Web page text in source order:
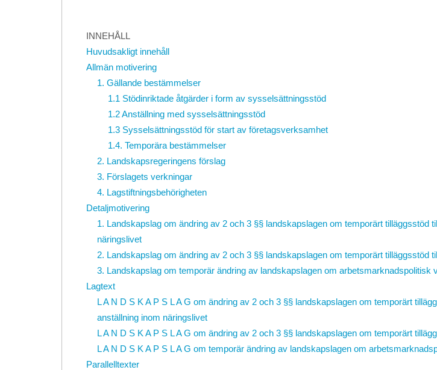
INNEHÅLL
Huvudsakligt innehåll
Allmän motivering
1. Gällande bestämmelser
1.1 Stödinriktade åtgärder i form av sysselsättningsstöd
1.2 Anställning med sysselsättningsstöd
1.3 Sysselsättningsstöd för start av företagsverksamhet
1.4. Temporära bestämmelser
2. Landskapsregeringens förslag
3. Förslagets verkningar
4. Lagstiftningsbehörigheten
Detaljmotivering
1. Landskapslag om ändring av 2 och 3 §§ landskapslagen om temporärt tilläggsstöd
näringslivet
2. Landskapslag om ändring av 2 och 3 §§ landskapslagen om temporärt tilläggsstöd
3. Landskapslag om temporär ändring av landskapslagen om arbetsmarknadspolitisk
Lagtext
L A N D S K A P S L A G om ändring av 2 och 3 §§ landskapslagen om temporärt
anställning inom näringslivet
L A N D S K A P S L A G om ändring av 2 och 3 §§ landskapslagen om temporärt
L A N D S K A P S L A G om temporär ändring av landskapslagen om
Parallelltexter